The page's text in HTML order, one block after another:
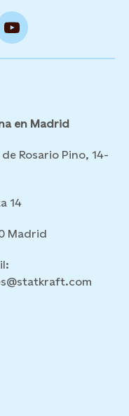
en Madrid
de Rosario Pino, 14-
14
Madrid